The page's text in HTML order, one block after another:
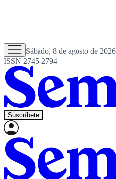
Sábado, 8 de agosto de 2026
ISSN 2745-2794
Suscríbete